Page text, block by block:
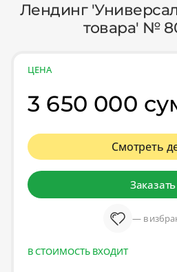
Лендинг
товара' №
ЦЕНА
3 650 000
Смотреть
Заказать
— в
В СТОИМОСТЬ ВХОДИТ